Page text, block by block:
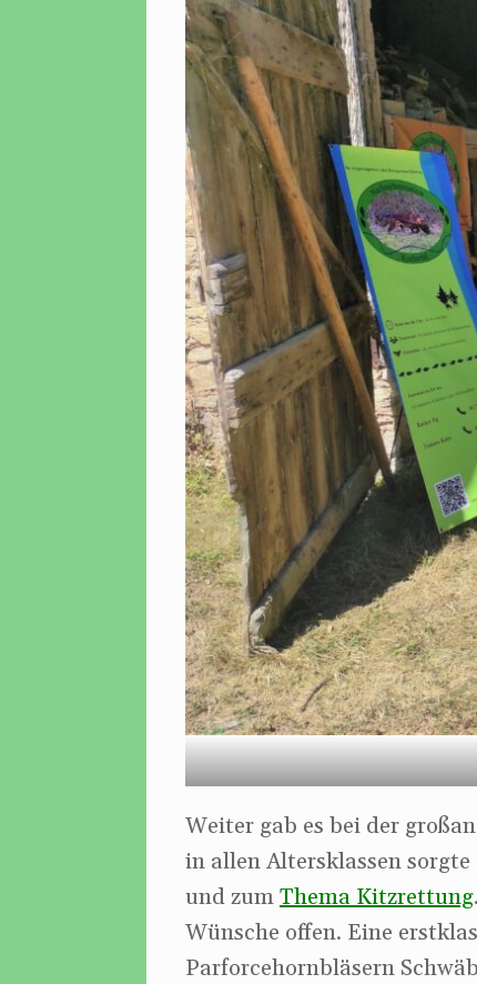
Weiter gab es bei der
in allen Altersklassen
und zumThema Kitzrettung
Wünsche offen. Eine
Parforcehornbläsern